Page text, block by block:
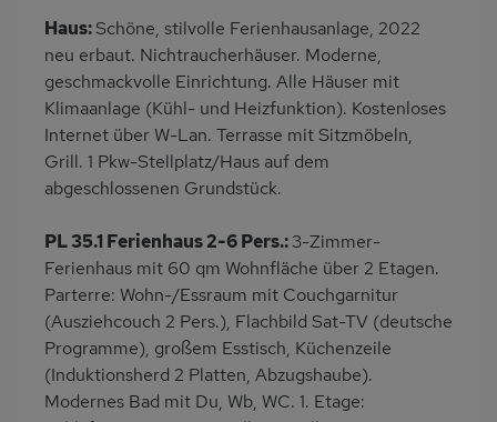
Grundstück
Gäste WC
Küche
Herd (2 Platten)
Kühlschrank
Mikrowelle
Ruhige Lage
Babybett
Kinderhochstuhl
Internet
Terrassenmöbel
Induktionsherd
Kaffeemaschine
Strandnah
am Waldrand
Bettwäsche inklusive
Haus:Schöne, stilvolle Ferienhausanlage, 2022
neu erbaut. Nichtraucherhäuser. Moderne,
geschmackvolle Einrichtung. Alle Häuser mit
Klimaanlage (Kühl- und Heizfunktion). Kostenloses
Internet über W-Lan. Terrasse mit Sitzmöbeln,
Grill. 1 Pkw-Stellplatz/Haus auf dem
abgeschlossenen Grundstück.
PL 35.1 Ferienhaus 2-6 Pers.:3-Zimmer-
Ferienhaus mit 60 qm Wohnfläche über 2 Etagen.
Parterre: Wohn-/Essraum mit Couchgarnitur
(Ausziehcouch 2 Pers.), Flachbild Sat-TV (deutsche
Programme), großem Esstisch, Küchenzeile
(Induktionsherd 2 Platten, Abzugshaube).
Modernes Bad mit Du, Wb, WC. 1. Etage: